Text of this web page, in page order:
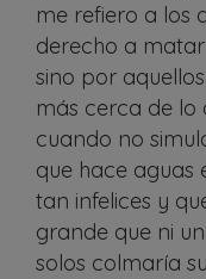
me refiero a los
derecho a
sino por
más cerca de lo
cuando no
que hace aguas
tan infelices y
grande que ni
solos colmaría